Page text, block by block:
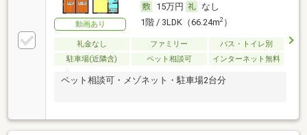
動画あり
15万円
なし
1階 / 3LDK（66.24m2）
礼金なし ファミリー
バス・トイレ別
駐車場(近隣含)
ペット相談可 インターネット無料
ペット相談可・メゾネット・駐車場2台分